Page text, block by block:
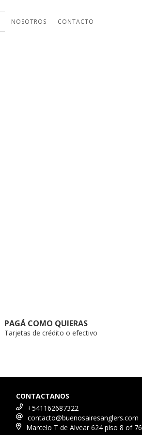
NOSOTROS CONTACTO
PAGÁ COMO QUIERAS
Tarjetas de crédito o efectivo
CONTACTANOS
+541162687322
contacto@buenosairesanglers.com
Marcelo T de Alvear 624 piso 8 of 76